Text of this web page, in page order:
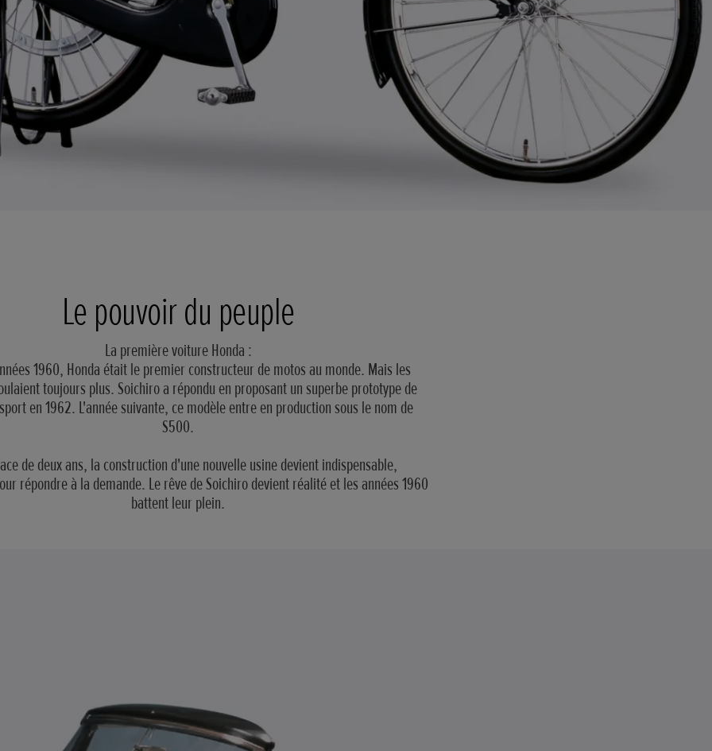
Le pouvoir du peuple
La première voiture Honda :
1960, Honda était le premier constructeur de motos au monde. Mais les
toujours plus. Soichiro a répondu en proposant un superbe prototype de
en 1962. L'année suivante, ce modèle entre en production sous le nom de
S500.
de deux ans, la construction d'une nouvelle usine devient indispensable,
répondre à la demande. Le rêve de Soichiro devient réalité et les années 1960
battent leur plein.